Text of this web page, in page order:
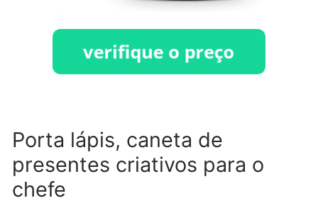
Porta lápis, caneta de
presentes criativos para o
chefe